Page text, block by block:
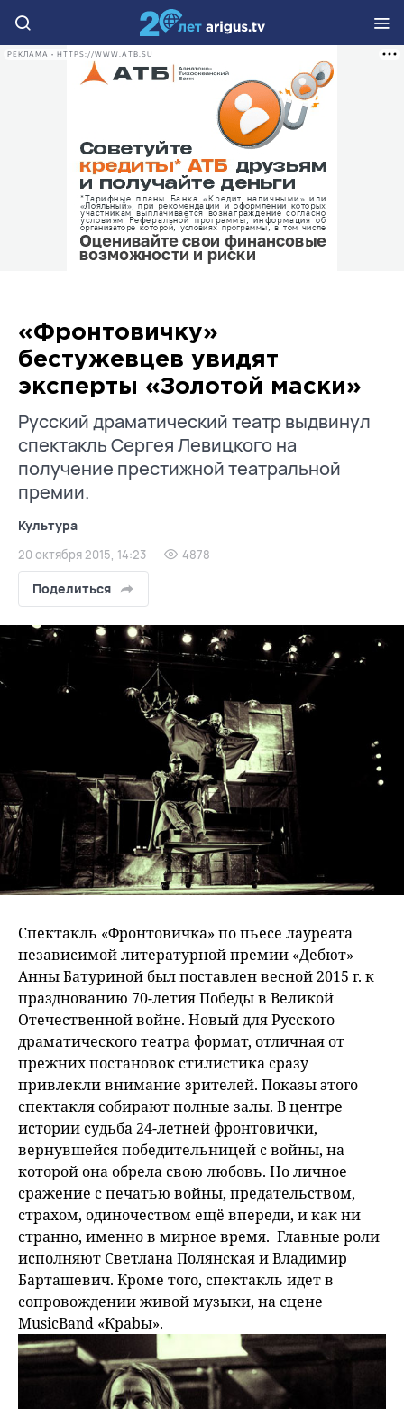
РЕКЛАМА • HTTPS://WWW.ATB.SU
«Фронтовичку»
бестужевцев увидят
эксперты «Золотой маски»
Русский драматический театр выдвинул
спектакль Сергея Левицкого на
получение престижной театральной
премии.
Культура
20 октября 2015, 14:23 4878
Поделиться
Спектакль «Фронтовичка» по пьесе лауреата
независимой литературной премии «Дебют»
Анны Батуриной был поставлен весной 2015 г. к
празднованию 70-летия Победы в Великой
Отечественной войне. Новый для Русского
драматического театра формат, отличная от
прежних постановок стилистика сразу
привлекли внимание зрителей. Показы этого
спектакля собирают полные залы. В центре
истории судьба 24-летней фронтовички,
вернувшейся победительницей с войны, на
которой она обрела свою любовь. Но личное
сражение с печатью войны, предательством,
страхом, одиночеством ещё впереди, и как ни
странно, именно в мирное время. Главные роли
исполняют Светлана Полянская и Владимир
Барташевич. Кроме того, спектакль идет в
сопровождении живой музыки, на сцене
MusicBand «Краbы».